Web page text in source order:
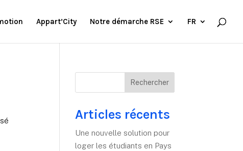
Appart’City Notre démarche RSE FR
Rechercher
Articles récents
Une nouvelle solution pour
loger les étudiants en Pays